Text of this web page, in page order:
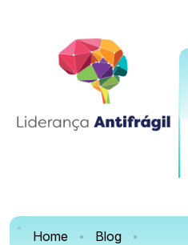
Home Blog